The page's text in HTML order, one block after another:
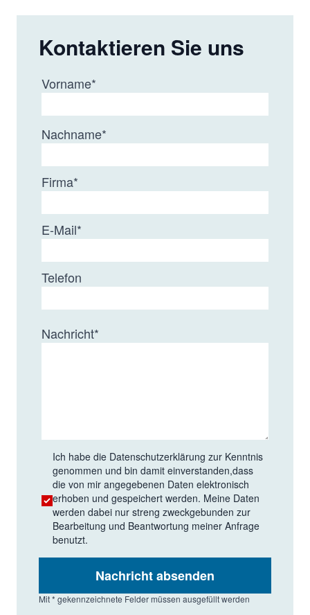
Kontaktieren Sie uns
Vorname*
Nachname*
Firma*
E-Mail*
Telefon
Nachricht*
Ich habe die Datenschutzerklärung zur Kenntnis
genommen und bin damit einverstanden,dass
die von mir angegebenen Daten elektronisch
erhoben und gespeichert werden. Meine Daten
werden dabei nur streng zweckgebunden zur
Bearbeitung und Beantwortung meiner Anfrage
benutzt.
Nachricht absenden
Mit * gekennzeichnete Felder müssen ausgefüllt werden